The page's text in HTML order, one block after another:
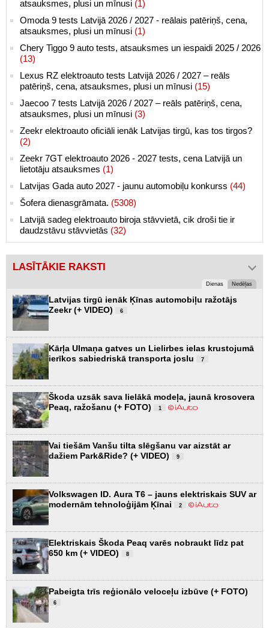
atsauksmes, plusi un mīnusi (1)
Omoda 9 tests Latvijā 2026 / 2027 - reālais patēriņš, cena,
atsauksmes, plusi un mīnusi (1)
Chery Tiggo 9 auto tests, atsauksmes un iespaidi 2025 / 2026
(13)
Lexus RZ elektroauto tests Latvijā 2026 / 2027 – reāls
patēriņš, cena, atsauksmes, plusi un mīnusi (15)
Jaecoo 7 tests Latvijā 2026 / 2027 – reāls patēriņš, cena,
atsauksmes, plusi un mīnusi (3)
Zeekr elektroauto oficiāli ienāk Latvijas tirgū, kas tos tirgos?
(2)
Zeekr 7GT elektroauto 2026 - 2027 tests, cena Latvijā un
lietotāju atsauksmes (1)
Latvijas Gada auto 2027 - jaunu automobiļu konkurss (44)
Šofera dienasgrāmata. (5308)
Latvijā sadeg elektroauto biroja stāvvietā, cik droši tie ir
daudzstāvu stāvvietās (32)
LASĪTĀKIE RAKSTI
Dienas Nedēļas
Latvijas tirgū ienāk Ķīnas automobiļu ražotājs
Zeekr (+ VIDEO)
6
Kārļa Ulmaņa gatves un Lielirbes ielas krustojumā
ierīkos sabiedriskā transporta joslu
7
Škoda uzsāk sava lielākā modeļa, jaunā krosovera
Peaq, ražošanu (+ FOTO)
1
Vai tiešām Vanšu tilta slēgšanu var aizstāt ar
dažiem Park&Ride? (+ VIDEO)
9
Volkswagen ID. Aura T6 – jauns elektriskais SUV ar
modernām tehnoloģijām Ķīnai
2
Elektriskais Škoda Peaq varēs nobraukt līdz pat
650 km (+ VIDEO)
8
Pabeigta trīs reģionālo veloceļu izbūve (+ FOTO)
6